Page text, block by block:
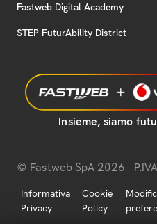
Fastweb Digital Academy
STEP FuturAbility District
Insieme, siamo
© Fastweb SpA 2026 -
Informativa
Privacy
Cookie
Policy